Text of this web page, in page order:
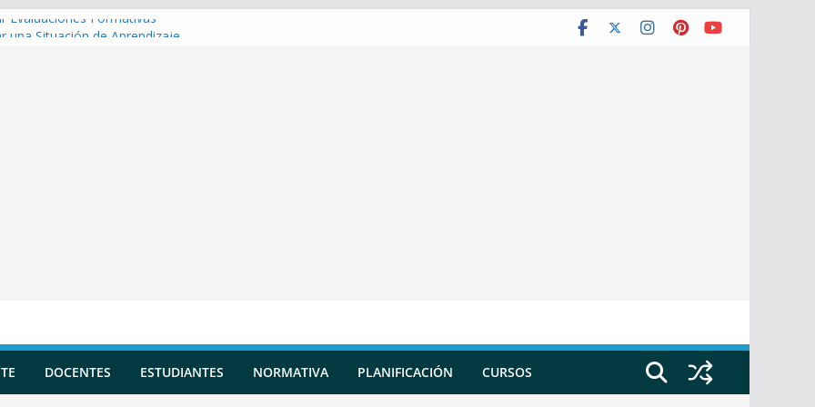
Evaluaciones Formativas
DOCENTES ESTUDIANTES NORMATIVA PLANIFICACIÓN CURSOS